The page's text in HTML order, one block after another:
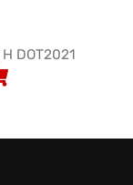
DOT2021